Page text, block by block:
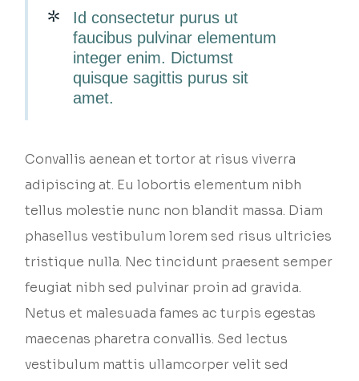
Id consectetur purus ut
faucibus pulvinar elementum
integer enim. Dictumst
quisque sagittis purus sit
amet.
Convallis aenean et tortor at risus viverra
adipiscing at. Eu lobortis elementum nibh
tellus molestie nunc non blandit massa. Diam
phasellus vestibulum lorem sed risus ultricies
tristique nulla. Nec tincidunt praesent semper
feugiat nibh sed pulvinar proin ad gravida.
Netus et malesuada fames ac turpis egestas
maecenas pharetra convallis. Sed lectus
vestibulum mattis ullamcorper velit sed